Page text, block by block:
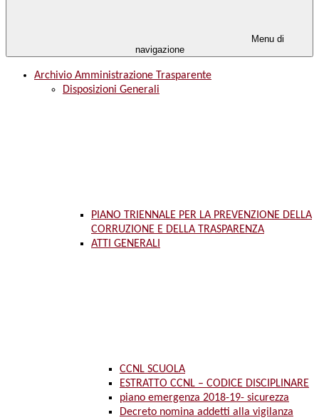
Menu di
navigazione
Archivio Amministrazione Trasparente
Disposizioni Generali
PIANO TRIENNALE PER LA PREVENZIONE DELLA
CORRUZIONE E DELLA TRASPARENZA
ATTI GENERALI
CCNL SCUOLA
ESTRATTO CCNL – CODICE DISCIPLINARE
piano emergenza 2018-19- sicurezza
Decreto nomina addetti alla vigilanza